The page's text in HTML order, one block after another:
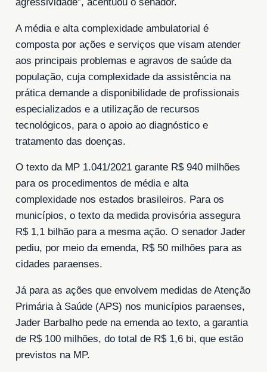
A média e alta complexidade ambulatorial é
composta por ações e serviços que visam atender
aos principais problemas e agravos de saúde da
população, cuja complexidade da assistência na
prática demande a disponibilidade de profissionais
especializados e a utilização de recursos
tecnológicos, para o apoio ao diagnóstico e
tratamento das doenças.
O texto da MP 1.041/2021 garante R$ 940 milhões
para os procedimentos de média e alta
complexidade nos estados brasileiros. Para os
municípios, o texto da medida provisória assegura
R$ 1,1 bilhão para a mesma ação. O senador Jader
pediu, por meio da emenda, R$ 50 milhões para as
cidades paraenses.
Já para as ações que envolvem medidas de Atenção
Primária à Saúde (APS) nos municípios paraenses,
Jader Barbalho pede na emenda ao texto, a garantia
de R$ 100 milhões, do total de R$ 1,6 bi, que estão
previstos na MP.